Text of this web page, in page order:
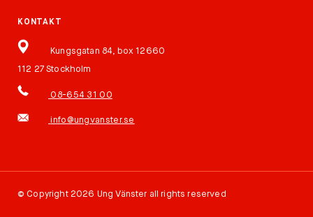
KONTAKT
Kungsgatan 84, box 12660
112 27 Stockholm
08-654 31 00
info@ungvanster.se
© Copyright 2026 Ung Vänster all rights reserved